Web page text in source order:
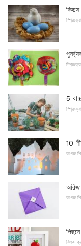
কিডস
5
10
কাগজ
কাগজ
কিডস